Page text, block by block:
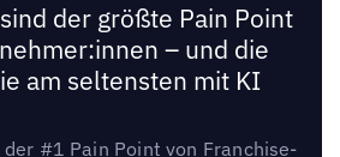
der größte Pain Point
– und die
am seltensten mit KI
#1 Pain Point von Franchise-